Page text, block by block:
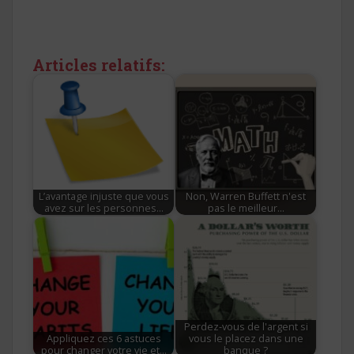
Articles relatifs:
L’avantage injuste que vous
avez sur les personnes…
Non, Warren Buffett n'est
pas le meilleur…
Appliquez ces 6 astuces
pour changer votre vie et…
Perdez-vous de l'argent si
vous le placez dans une
banque ?